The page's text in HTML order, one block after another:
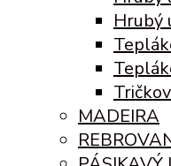
Hrubý
MADEIRA